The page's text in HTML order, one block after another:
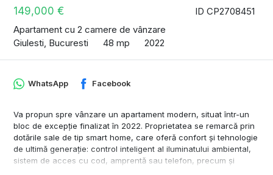
ID CP2708451
149,000 €
Apartament cu 2 camere de vânzare
Giulesti, Bucuresti
48 mp 2022
WhatsApp Facebook
Va propun spre vânzare un apartament modern, situat într-un
bloc de excepție finalizat în 2022. Proprietatea se remarcă prin
dotările sale de tip smart home, care oferă confort și tehnologie
de ultimă generație: control inteligent al iluminatului ambiental,
sistem de acces cu cod, amprentă sau telefon, precum și